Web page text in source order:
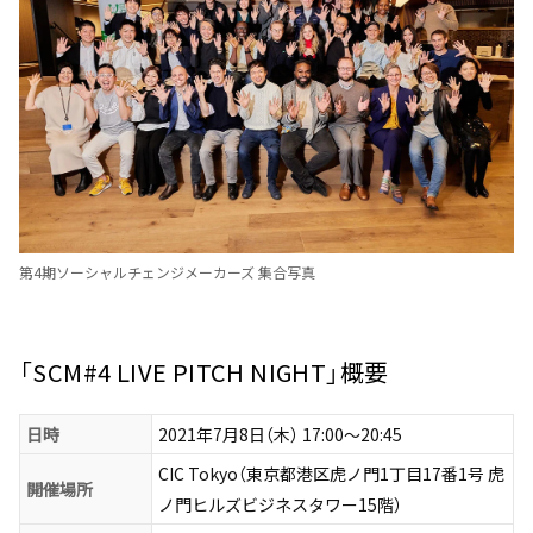
第4期ソーシャルチェンジメーカーズ 集合写真
「SCM#4 LIVE PITCH NIGHT」概要
日時 2021年7月8日（木） 17:00〜20:45
開催場所
CIC Tokyo（東京都港区虎ノ門1丁目17番1号 虎
ノ門ヒルズビジネスタワー15階）